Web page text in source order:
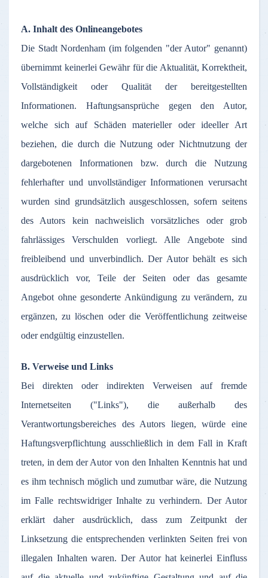
A. Inhalt des Onlineangebotes
Die Stadt Nordenham (im folgenden "der Autor" genannt)
übernimmt keinerlei Gewähr fürdie Aktualität, Korrektheit,
Vollständigkeit
oder Qualität der
bereitgestellten
Informationen. Haftungsansprüche gegen den Autor,
welche
sich auf Schäden materieller oder ideellerArt
beziehen, die durch dieNutzung oder Nichtnutzung der
dargebotenen
Informationen bzw.durch dieNutzung
fehlerhafterund unvollständiger Informationen verursacht
wurden sind grundsätzlich ausgeschlossen,sofern seitens
des Autors kein nachweislich vorsätzliches oder
grob
fahrlässiges
Verschulden vorliegt. Alle Angebote
sind
freibleibend und unverbindlich.Der Autor behält es sich
ausdrücklich
vor, Teile der Seiten oder das
gesamte
Angebot ohne gesonderte Ankündigung zu verändern,zu
ergänzen,zu löschen oderdie Veröffentlichung zeitweise
oder endgültig einzustellen.
B. Verweise und Links
Bei
direkten oder indirekten Verweisen auf
fremde
Internetseiten ("Links"), die außerhalb des
Verantwortungsbereiches des Autors liegen,würde eine
Haftungsverpflichtung ausschließlich indem Fall in Kraft
treten, indem der Autorvon denInhalten Kenntnishat und
es ihm technisch möglich undzumutbar wäre, die Nutzung
im Falle rechtswidriger Inhalte zu verhindern. Der Autor
erklärt
daher ausdrücklich, dass zum Zeitpunkt
der
Linksetzung die entsprechenden verlinkten Seiten frei von
illegalen Inhalten waren.Der Autorhatkeinerlei Einfluss